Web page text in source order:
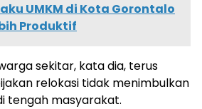
UMKM di Kota Gorontalo
Produktif
sekitar, kata dia, terus
relokasi tidak menimbulkan
tengah masyarakat.